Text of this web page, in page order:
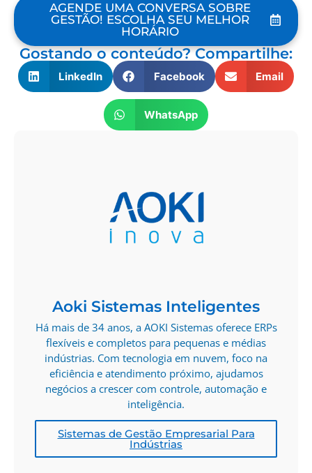
AGENDE UMA CONVERSA SOBRE
GESTÃO! ESCOLHA SEU MELHOR
HORÁRIO
Gostando o conteúdo? Compartilhe:
LinkedIn Facebook Email
WhatsApp
Aoki Sistemas Inteligentes
Há mais de 34 anos, a AOKI Sistemas oferece ERPs
flexíveis e completos para pequenas e médias
indústrias. Com tecnologia em nuvem, foco na
eficiência e atendimento próximo, ajudamos
negócios a crescer com controle, automação e
inteligência.
Sistemas de Gestão Empresarial Para
Indústrias